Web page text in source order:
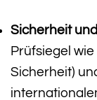
Sicherheit
Prüfsiegel
Sicherheit)